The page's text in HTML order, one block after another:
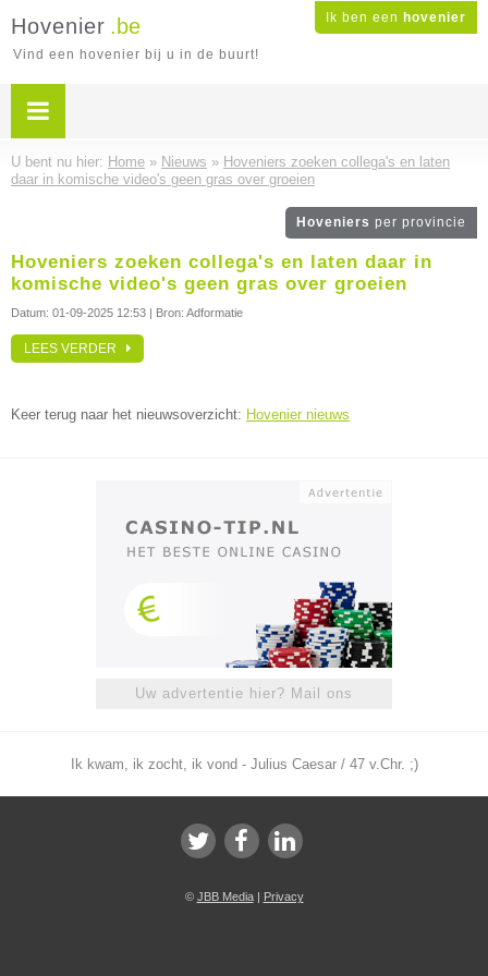
Ik ben een hovenier
Hovenier .be
Vind een hovenier bij u in de buurt!
U bent nu hier: Home » Nieuws » Hoveniers zoeken collega's en laten
daar in komische video's geen gras over groeien
Hoveniers per provincie
Hoveniers zoeken collega's en laten daar in
komische video's geen gras over groeien
Datum: 01-09-2025 12:53 | Bron: Adformatie
LEES VERDER
Keer terug naar het nieuwsoverzicht: Hovenier nieuws
Uw advertentie hier? Mail ons
Ik kwam, ik zocht, ik vond - Julius Caesar / 47 v.Chr. ;)
© JBB Media| Privacy